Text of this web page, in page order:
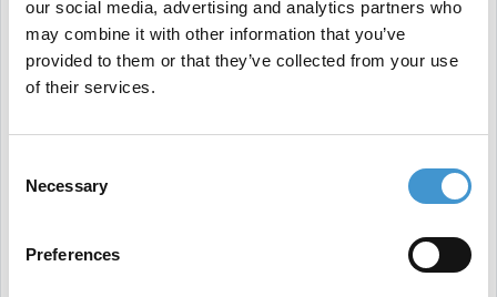
our social media, advertising and analytics partners who
may combine it with other information that you’ve
provided to them or that they’ve collected from your use
of their services.
Selection
Necessary
Preferences
ønskede handlinger på jeres site.
Analyser og læg en konverterings-fokuseret SEO
Med SEO kan I allerede fra starten lægge en
konverterings-fokuseret SEO strategi, der matcher
handlinger. Handlinger der medfører i